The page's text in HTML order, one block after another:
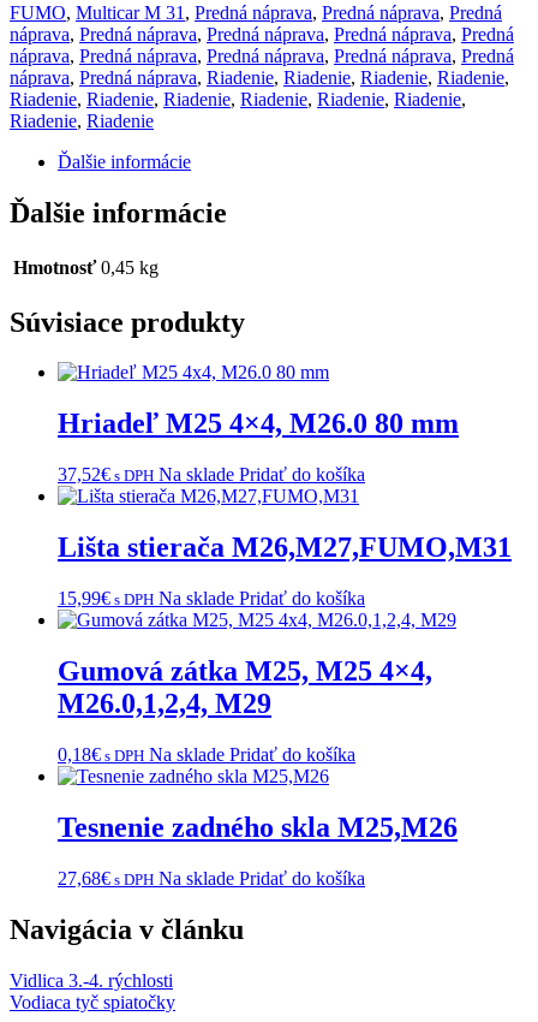
FUMO, Multicar M 31 , Predná náprava, Predná náprava, Predná
náprava, Predná náprava, Predná náprava, Predná náprava, Predná
náprava, Predná náprava, Predná náprava, Predná náprava, Predná
náprava, Predná náprava, Riadenie, Riadenie, Riadenie, Riadenie,
Riadenie, Riadenie, Riadenie, Riadenie, Riadenie, Riadenie,
Riadenie, Riadenie
Ďalšie informácie
Ďalšie informácie
Hmotnosť 0,45 kg
Súvisiace produkty
Hriadeľ M25 4×4, M26.0 80 mm
37,52€ s DPH Na sklade Pridať do košíka
Lišta stierača M26,M27,FUMO,M31
15,99€ s DPH Na sklade Pridať do košíka
Gumová zátka M25, M25 4×4,
M26.0,1,2,4, M29
0,18€ s DPH Na sklade Pridať do košíka
Tesnenie zadného skla M25,M26
27,68€ s DPH Na sklade Pridať do košíka
Navigácia v článku
Vidlica 3.-4. rýchlosti
Vodiaca tyč spiatočky